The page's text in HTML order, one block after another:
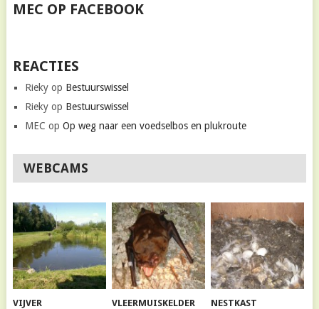
MEC OP FACEBOOK
REACTIES
Riekyop Bestuurswissel
Riekyop Bestuurswissel
MEC op Op weg naar een voedselbos en plukroute
WEBCAMS
VIJVER VLEERMUISKELDER NESTKAST